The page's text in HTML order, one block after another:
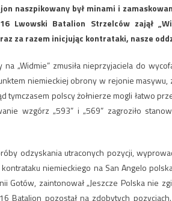
naszpikowany był minami i
Lwowski Batalion Strzelców zajął
za razem inicjując kontrataki, nasze
„Widmie” zmusiła nieprzyjaciela do
niemieckiej obrony w rejonie
tymczasem polscy żołnierze mogli łatwo
wzgórz „593” i „569” zagroziło
odzyskania utraconych pozycji,
niemieckiego na San Angelo
Gotów, zaintonował „Jeszcze Polska nie
Batalion pozostał na zdobytych